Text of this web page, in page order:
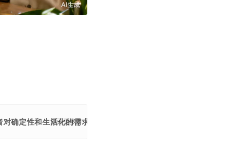
确定性和生活化的需求，重构品牌与用户的关系。
展开更多